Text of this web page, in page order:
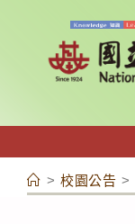
容
> 校園公告 >